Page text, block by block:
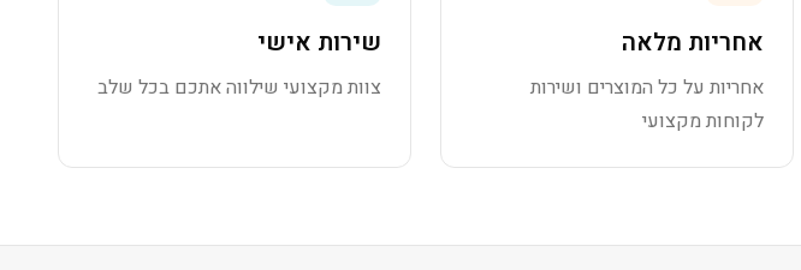
אחריות מלאה
אחריות על כל המוצרים ושירות
לקוחות מקצועי
שירות אישי
צוות מקצועי שילווה אתכם בכל שלב